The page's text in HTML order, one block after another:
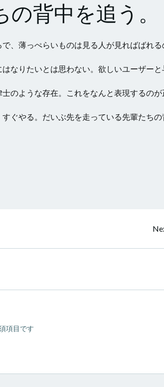
背中を追う。
、薄っぺらいものは見る人が見ればばれる
なりたいとは思わない。欲しいユーザーと
のような存在。これをなんと表現するのが
ぐやる。だいぶ先を走っている先輩たちの
項目です